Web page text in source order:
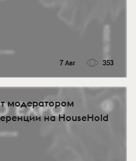
7 Авг 353
модератором
на HouseHold